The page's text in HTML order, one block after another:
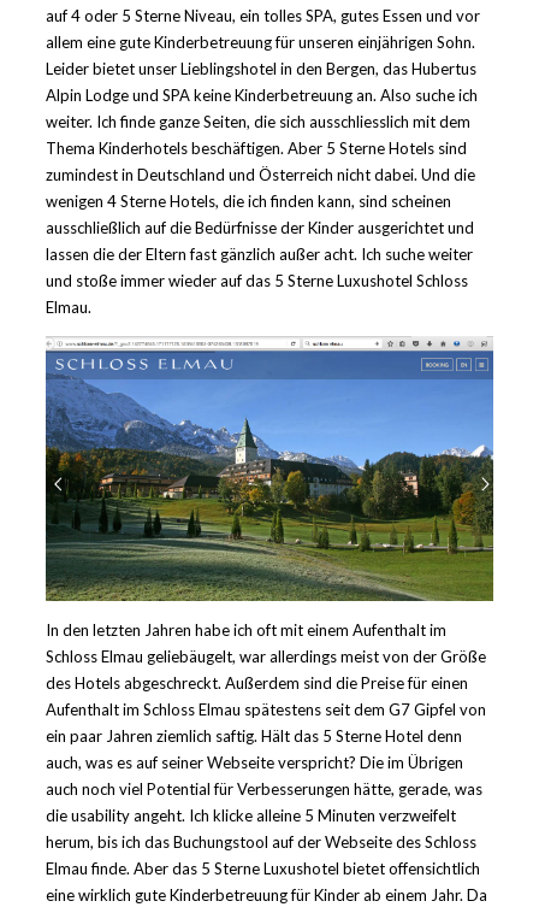
auf 4 oder 5 Sterne Niveau, ein tolles SPA, gutes Essen und vor
allem eine gute Kinderbetreuung für unseren einjährigen Sohn.
Leider bietet unser Lieblingshotel in den Bergen, das Hubertus
Alpin Lodge und SPA keine Kinderbetreuung an. Also suche ich
weiter. Ich finde ganze Seiten, die sich ausschliesslich mit dem
Thema Kinderhotels beschäftigen. Aber 5 Sterne Hotels sind
zumindest in Deutschland und Österreich nicht dabei. Und die
wenigen 4 Sterne Hotels, die ich finden kann, sind scheinen
ausschließlich auf die Bedürfnisse der Kinder ausgerichtet und
lassen die der Eltern fast gänzlich außer acht. Ich suche weiter
und stoße immer wieder auf das 5 Sterne Luxushotel Schloss
Elmau.
In den letzten Jahren habe ich oft mit einem Aufenthalt im
Schloss Elmau geliebäugelt, war allerdings meist von der Größe
des Hotels abgeschreckt. Außerdem sind die Preise für einen
Aufenthalt im Schloss Elmau spätestens seit dem G7 Gipfel von
ein paar Jahren ziemlich saftig. Hält das 5 Sterne Hotel denn
auch, was es auf seiner Webseite verspricht? Die im Übrigen
auch noch viel Potential für Verbesserungen hätte, gerade, was
die usability angeht. Ich klicke alleine 5 Minuten verzweifelt
herum, bis ich das Buchungstool auf der Webseite des Schloss
Elmau finde. Aber das 5 Sterne Luxushotel bietet offensichtlich
eine wirklich gute Kinderbetreuung für Kinder ab einem Jahr. Da